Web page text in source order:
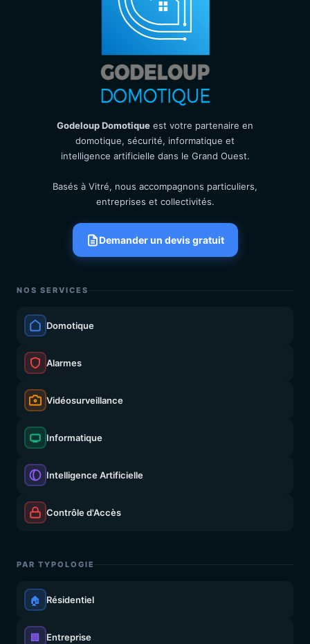
Godeloup Domotique est votre partenaire en
domotique, sécurité, informatique et
intelligence artificielle dans le Grand Ouest.
Basés à Vitré, nous accompagnons particuliers,
entreprises et collectivités.
Demander un devis gratuit
NOS SERVICES
Domotique
Alarmes
Vidéosurveillance
Informatique
Intelligence Artificielle
Contrôle d'Accès
PAR TYPOLOGIE
🏠 Résidentiel
🏢 Entreprise